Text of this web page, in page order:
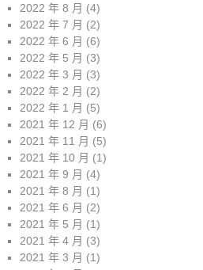
2022 年 8 月 (4)
2022 年 7 月 (2)
2022 年 6 月 (6)
2022 年 5 月 (3)
2022 年 3 月 (3)
2022 年 2 月 (2)
2022 年 1 月 (5)
2021 年 12 月 (6)
2021 年 11 月 (5)
2021 年 10 月 (1)
2021 年 9 月 (4)
2021 年 8 月 (1)
2021 年 6 月 (2)
2021 年 5 月 (1)
2021 年 4 月 (3)
2021 年 3 月 (1)